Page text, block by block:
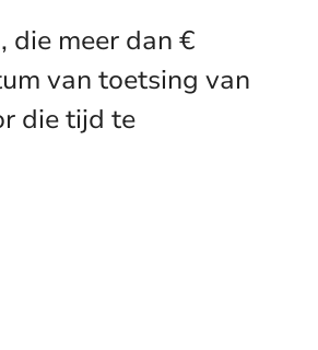
die meer dan €
van toetsing van
die tijd te